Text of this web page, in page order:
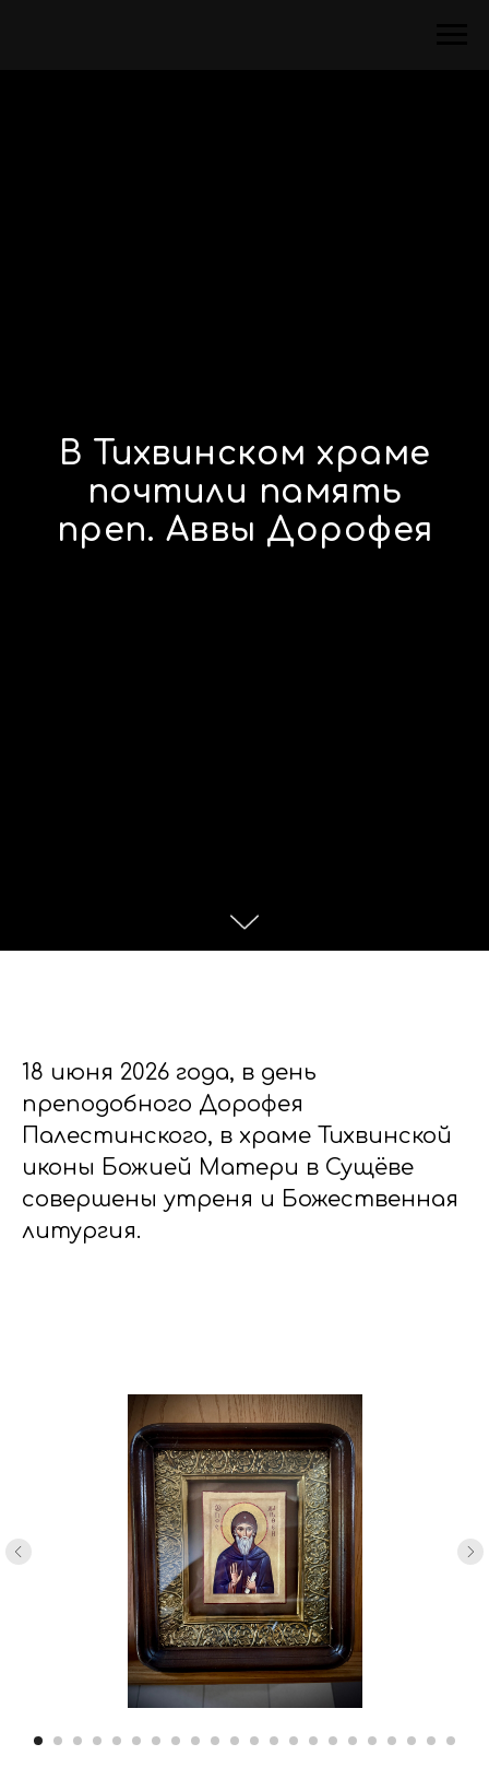
В Тихвинском храме
почтили память
преп. Аввы Дорофея
18 июня 2026 года, в день
преподобного Дорофея
Палестинского, в храме Тихвинской
иконы Божией Матери в Сущёве
совершены утреня и Божественная
литургия.